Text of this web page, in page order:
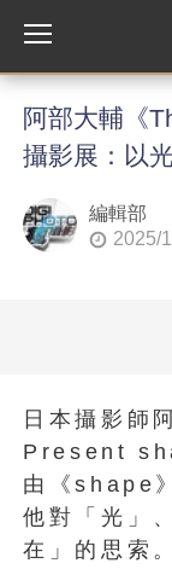
阿部大輔《
攝影展：以
編輯部
2025/
日本攝影師
Present
由《shape
他對「光」
在」的思索。